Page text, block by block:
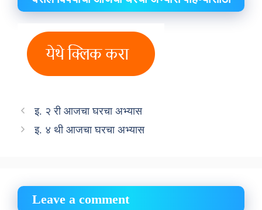
इ. २ री आजचा घरचा अभ्यास
इ. ४ थी आजचा घरचा अभ्यास
Leave a comment